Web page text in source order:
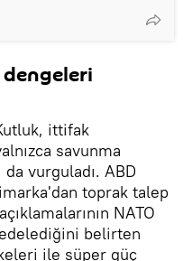
dengeleri
ittifak
savunma
da vurguladı. ABD
toprak talep
NATO
belirten
ile süper güç